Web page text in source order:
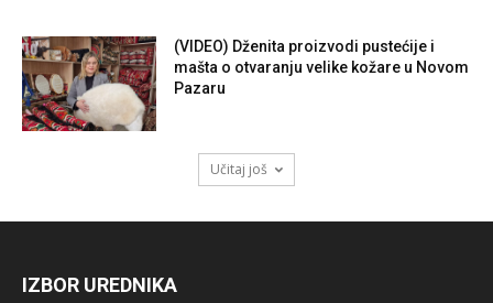
(VIDEO) Dženita proizvodi pustećije i
mašta o otvaranju velike kožare u Novom
Pazaru
Učitaj još
IZBOR UREDNIKA